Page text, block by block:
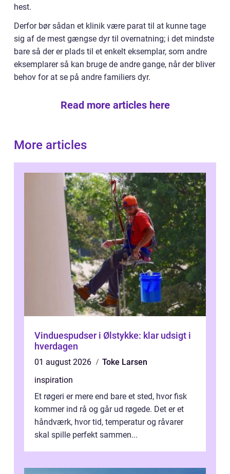
hest.
Derfor bør sådan et klinik være parat til at kunne tage
sig af de mest gængse dyr til overnatning; i det mindste
bare så der er plads til et enkelt eksemplar, som andre
eksemplarer så kan bruge de andre gange, når der bliver
behov for at se på andre familiers dyr.
Read more articles here
More articles
Vinduespudser i Ølstykke: klar udsigt i
hverdagen
01 august 2026
Toke Larsen
inspiration
Et røgeri er mere end bare et sted, hvor fisk
kommer ind rå og går ud røgede. Det er et
håndværk, hvor tid, temperatur og råvarer
skal spille perfekt sammen...